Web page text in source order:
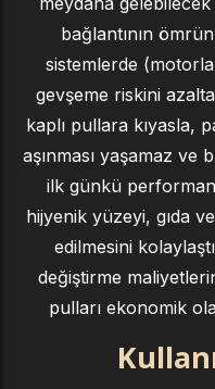
bağlantının
sistemlerde
gevşeme riskini
kaplı pullara kıyasla,
aşınması yaşamaz
ilk günkü
hijyenik yüzeyi, gıda
edilmesini
değiştirme
pulları ekonomik